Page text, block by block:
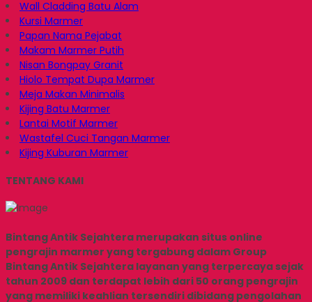
Wall Cladding Batu Alam
Kursi Marmer
Papan Nama Pejabat
Makam Marmer Putih
Nisan Bongpay Granit
Hiolo Tempat Dupa Marmer
Meja Makan Minimalis
Kijing Batu Marmer
Lantai Motif Marmer
Wastafel Cuci Tangan Marmer
Kijing Kuburan Marmer
TENTANG KAMI
Bintang Antik Sejahtera merupakan situs online
pengrajin marmer yang tergabung dalam Group
Bintang Antik Sejahtera layanan yang terpercaya sejak
tahun 2009 dan terdapat lebih dari 50 orang pengrajin
yang memiliki keahlian tersendiri dibidang pengolahan